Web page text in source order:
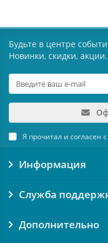
Будьте в центре
Новинки, скидки, акции.
Я прочитал и согласен
Информация
Служба
Дополнительно